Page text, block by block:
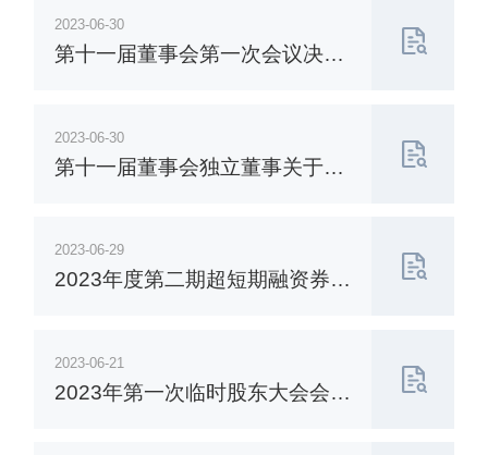
2023-06-30
第十一届董事会第一次会议决议
2023-06-30
第十一届董事会独立董事关于聘
2023-06-29
2023年度第二期超短期融资券兑
2023-06-21
2023年第一次临时股东大会会议